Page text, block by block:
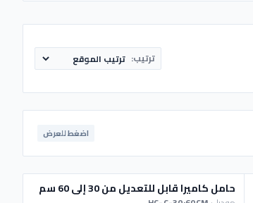
ترتيب:
اضغط للعرض
حامل كاميرا قابل للتعديل من 30 إلى 60 سم